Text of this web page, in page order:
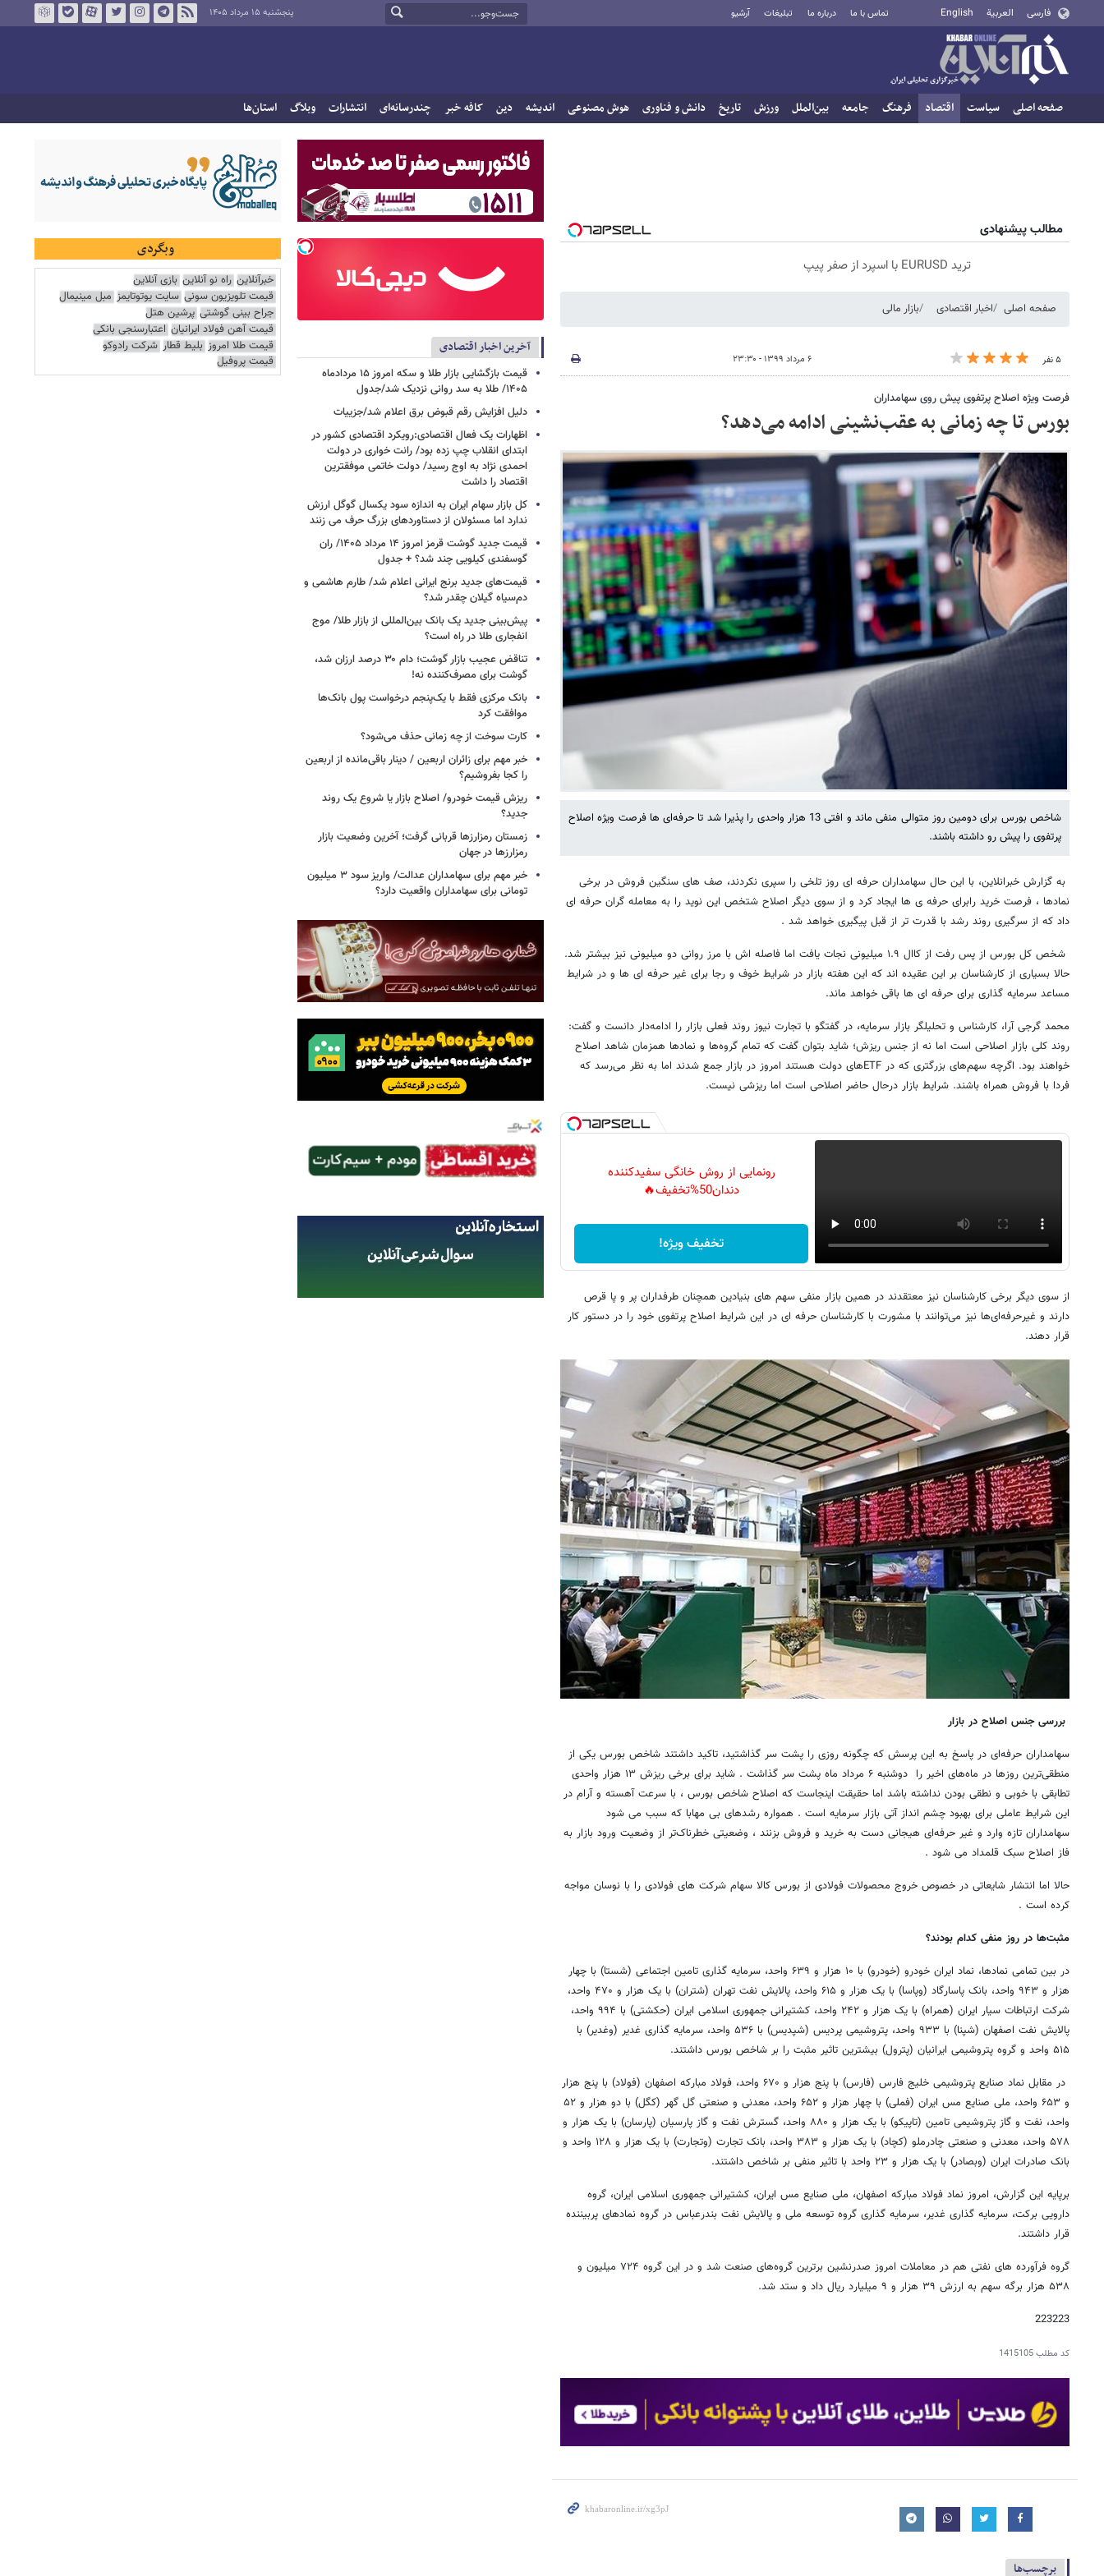
فارسی العربية English تماس با ما درباره ما تبلیغات آرشیو پنجشنبه ۱۵ مرداد ۱۴۰۵
صفحه اصلی سیاست اقتصاد فرهنگ جامعه بین‌الملل ورزش تاریخ دانش و فناوری هوش مصنوعی اندیشه دین کافه خبر چندرسانه‌ای انتشارات وبلاگ استان‌ها
مطالب پیشنهادی
ترید EURUSD با اسپرد از صفر پیپ
صفحه اصلی اخبار اقتصادی بازار مالی
۵ نفر ۶ مرداد ۱۳۹۹ - ۲۳:۳۰
فرصت ویژه اصلاح پرتفوی پیش روی سهامداران
بورس تا چه زمانی به عقب‌نشینی ادامه می‌دهد؟
شاخص بورس برای دومین روز متوالی منفی ماند و افتی 13 هزار واحدی را پذیرا شد تا حرفه‌ای ها فرصت ویژه اصلاح
پرتفوی را پیش رو داشته باشند.
به گزارش خبرانلاین، با این حال سهامداران حرفه ای روز تلخی را سپری نکردند، صف های سنگین فروش در برخی
نمادها ، فرصت خرید رابرای حرفه ی ها ایجاد کرد و از سوی دیگر اصلاح شتخص این نوید را به معامله گران حرفه ای
داد که از سرگیری روند رشد با قدرت تر از قبل پیگیری خواهد شد .
شخص کل بورس از پس رفت از کاال ۱.۹ میلیونی نجات یافت اما فاصله اش با مرز روانی دو میلیونی نیز بیشتر شد.
حالا بسیاری از کارشناسان بر این عقیده اند که این هفته بازار در شرایط خوف و رجا برای غیر حرفه ای ها و در شرایط
مساعد سرمایه گذاری برای حرفه ای ها باقی خواهد ماند.
محمد گرجی آرا، کارشناس و تحلیلگر بازار سرمایه، در گفتگو با تجارت نیوز روند فعلی بازار را ادامه‌دار دانست و گفت:
روند کلی بازار اصلاحی است اما نه از جنس ریزش؛ شاید بتوان گفت که تمام گروه‌ها و نمادها همزمان شاهد اصلاح
خواهند بود. اگرچه سهم‌های بزرگتری که در ETFهای دولت هستند امروز در بازار جمع شدند اما به نظر می‌رسد که
فردا با فروش همراه باشند. شرایط بازار درحال حاضر اصلاحی است اما ریزشی نیست.
رونمایی از روش خانگی سفیدکننده
دندان50%تخفیف🔥
تخفیف ویژه!
از سوی دیگر برخی کارشناسان نیز معتقدند در همین بازار منفی سهم های بنیادین همچنان طرفداران پر و پا قرص
دارند و غیرحرفه‌ای‌ها نیز می‌توانند با مشورت با کارشناسان حرفه ای در این شرایط اصلاح پرتفوی خود را در دستور کار
قرار دهند.
بررسی جنس اصلاح در بازار
سهامداران حرفه‌ای در پاسخ به این پرسش که چگونه روزی را پشت سر گذاشتید، تاکید داشتند شاخص بورس یکی از
منطقی‌ترین روزها در ماه‌های اخیر را دوشنبه ۶ مرداد ماه پشت سر گذاشت . شاید برای برخی ریزش ۱۳ هزار واحدی
تطابقی با خوبی و نطقی بودن نداشته باشد اما حقیقت اینجاست که اصلاح شاخص بورس ، با سرعت آهسته و آرام در
این شرایط عاملی برای بهبود چشم انداز آتی بازار سرمایه است . همواره رشدهای بی مهابا که سبب می شود
سهامداران تازه وارد و غیر حرفه‌ای هیجانی دست به خرید و فروش بزنند ، وضعیتی خطرناک‌تر از وضعیت ورود بازار به
فاز اصلاح سبک قلمداد می شود .
حالا اما انتشار شایعاتی در خصوص خروج محصولات فولادی از بورس کالا سهام شرکت های فولادی را با نوسان مواجه
کرده است .
مثبت‌ها در روز منفی کدام بودند؟
در بین تمامی نمادها، نماد ایران خودرو (خودرو) با ۱۰ هزار و ۶۳۹ واحد، سرمایه گذاری تامین اجتماعی (شستا) با چهار
هزار و ۹۴۳ واحد، بانک پاسارگاد (وپاسا) با یک هزار و ۶۱۵ واحد، پالایش نفت تهران (شتران) با یک هزار و ۴۷۰ واحد،
شرکت ارتباطات سیار ایران (همراه) با یک هزار و ۲۴۲ واحد، کشتیرانی جمهوری اسلامی ایران (حکشتی) با ۹۹۴ واحد،
پالایش نفت اصفهان (شپنا) با ۹۳۳ واحد، پتروشیمی پردیس (شپدیس) با ۵۳۶ واحد، سرمایه گذاری غدیر (وغدیر) با
۵۱۵ واحد و گروه پتروشیمی ایرانیان (پترول) بیشترین تاثیر مثبت را بر شاخص بورس داشتند.
در مقابل نماد صنایع پتروشیمی خلیج فارس (فارس) با پنج هزار و ۶۷۰ واحد، فولاد مبارکه اصفهان (فولاد) با پنج هزار
و ۶۵۳ واحد، ملی صنایع مس ایران (فملی) با چهار هزار و ۶۵۲ واحد، معدنی و صنعتی گل گهر (کگل) با دو هزار و ۵۲
واحد، نفت و گاز پتروشیمی تامین (تاپیکو) با یک هزار و ۸۸۰ واحد، گسترش نفت و گاز پارسیان (پارسان) با یک هزار و
۵۷۸ واحد، معدنی و صنعتی چادرملو (کچاد) با یک هزار و ۳۸۳ واحد، بانک تجارت (وتجارت) با یک هزار و ۱۲۸ واحد و
بانک صادرات ایران (وبصادر) با یک هزار و ۲۳ واحد با تاثیر منفی بر شاخص داشتند.
برپایه این گزارش، امروز نماد فولاد مبارکه اصفهان، ملی صنایع مس ایران، کشتیرانی جمهوری اسلامی ایران، گروه
دارویی برکت، سرمایه گذاری غدیر، سرمایه گذاری گروه توسعه ملی و پالایش نفت بندرعباس در گروه نمادهای پربیننده
قرار داشتند.
گروه فرآورده های نفتی هم در معاملات امروز صدرنشین برترین گروه‌های صنعت شد و در این گروه ۷۲۴ میلیون و
۵۳۸ هزار برگه سهم به ارزش ۳۹ هزار و ۹ میلیارد ریال داد و ستد شد.
223223
کد مطلب1415105
برچسب‌ها
آخرین اخبار اقتصادی
قیمت بازگشایی بازار طلا و سکه امروز ۱۵ مردادماه
۱۴۰۵/ طلا به سد روانی نزدیک شد/جدول
دلیل افزایش رقم قبوض برق اعلام شد/جزییات
اظهارات یک فعال اقتصادی:رویکرد اقتصادی کشور در
ابتدای انقلاب چپ زده بود/ رانت خواری در دولت
احمدی نژاد به اوج رسید/ دولت خاتمی موفقترین
اقتصاد را داشت
کل بازار سهام ایران به اندازه سود یکسال گوگل ارزش
ندارد اما مسئولان از دستاوردهای بزرگ حرف می زنند
قیمت جدید گوشت قرمز امروز ۱۴ مرداد ۱۴۰۵/ ران
گوسفندی کیلویی چند شد؟ + جدول
قیمت‌های جدید برنج ایرانی اعلام شد/ طارم هاشمی و
دم‌سیاه گیلان چقدر شد؟
پیش‌بینی جدید یک بانک بین‌المللی از بازار طلا/ موج
انفجاری طلا در راه است؟
تناقض عجیب بازار گوشت؛ دام ۳۰ درصد ارزان شد،
گوشت برای مصرف‌کننده نه!
بانک مرکزی فقط با یک‌‎پنجم درخواست پول بانک‌ها
موافقت کرد
کارت سوخت از چه زمانی حذف می‌شود؟
خبر مهم برای زائران اربعین / دینار باقی‌مانده از اربعین
را کجا بفروشیم؟
ریزش قیمت خودرو/ اصلاح بازار یا شروع یک روند
جدید؟
زمستان رمزارزها قربانی گرفت؛ آخرین وضعیت بازار
رمزارزها در جهان
خبر مهم برای سهامداران عدالت/ واریز سود ۳ میلیون
تومانی برای سهامداران واقعیت دارد؟
وبگردی
خبرآنلاین راه نو آنلاین بازی آنلاین
قیمت تلویزیون سونی سایت یوتوتایمز مبل مینیمال
جراح بینی گوشتی پرشین هتل
قیمت آهن فولاد ایرانیان اعتبارسنجی بانکی
قیمت طلا امروز بلیط قطار شرکت رادوکو
قیمت پروفیل